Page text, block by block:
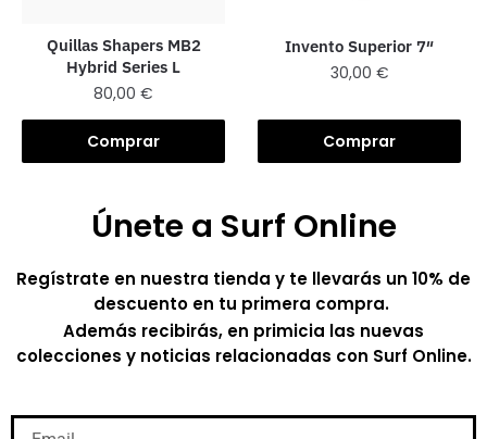
Quillas Shapers MB2
Hybrid Series L
80,00€
Comprar
Invento Superior 7″
30,00 €
Comprar
Únete a Surf Online
Regístrate en nuestra tienda y te llevarás un 10% de
descuento en tu primera compra.
Además recibirás, en primicia las nuevas
colecciones y noticias relacionadas con Surf Online.